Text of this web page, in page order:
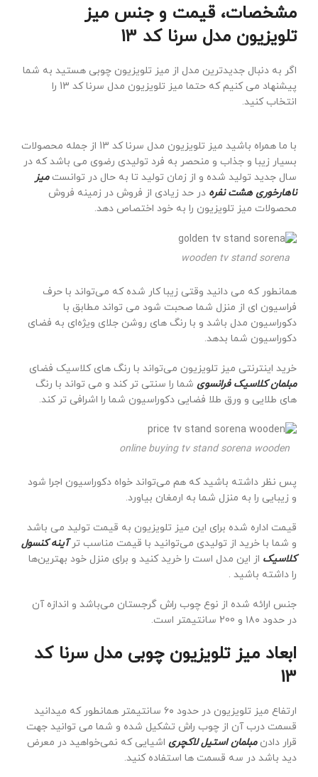
مشخصات، قیمت و جنس میز
تلویزیون مدل سرنا کد 13
اگر به دنبال جدیدترین مدل از میز تلویزیون چوبی هستید به شما
پیشنهاد می کنیم که حتما میز تلویزیون مدل سرنا کد 13 را
انتخاب کنید.
با ما همراه باشید میز تلویزیون مدل سرنا کد 13 از جمله محصولات
بسیار زیبا و جذاب و منحصر به فرد تولیدی رضوی می باشد که در
سال جدید تولید شده و از زمان تولید تا به حال در توانستمیز
ناهارخوری هشت نفره در حد زیادی از فروش در زمینه فروش
محصولات میز تلویزیون را به خود اختصاص دهد.
wooden tv stand sorena
همانطور که می دانید وقتی زیبا کار شده که می‌تواند با حرف
فراسیون ای از منزل شما صحبت شود می تواند مطابق با
دکوراسیون مدل باشد و با رنگ های روشن جلای ویژه‌ای به فضای
دکوراسیون شما بدهد.
خرید اینترنتی میز تلویزیون می‌تواند با رنگ های کلاسیک فضای
مبلمان کلاسیک فرانسوی شما را سنتی تر کند و می تواند با رنگ
های طلایی و ورق طلا فضایی دکوراسیون شما را اشرافی تر کند.
online buying tv stand sorena wooden
پس نظر داشته باشید که هم می‌تواند خواه دکوراسیون اجرا شود
و زیبایی را به منزل شما به ارمغان بیاورد.
قیمت اداره شده برای این میز تلویزیون به قیمت تولید می باشد
و شما با خرید از تولیدی می‌توانید با قیمت مناسب ترآینه کنسول
کلاسیک از این مدل است را خرید کنید و برای منزل خود بهترین‌ها
را داشته باشید .
جنس ارائه شده از نوع چوب راش گرجستان می‌باشد و اندازه آن
در حدود ۱۸۰ و 200 سانتیمتر است.
ابعاد میز تلویزیون چوبی مدل سرنا کد
13
ارتفاع میز تلویزیون در حدود ۶۰ سانتیمتر همانطور که میدانید
قسمت درب آن از چوب راش تشکیل شده و شما می توانید جهت
قرار دادنمبلمان استیل لاکچری اشیایی که نمی‌خواهید در معرض
دید باشد در سه قسمت ها استفاده کنید.